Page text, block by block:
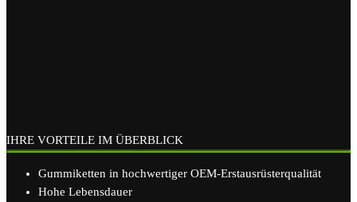
IHRE VORTEILE IM ÜBERBLICK
Gummiketten in hochwertiger OEM-Erstausrüsterqualität
Hohe Lebensdauer